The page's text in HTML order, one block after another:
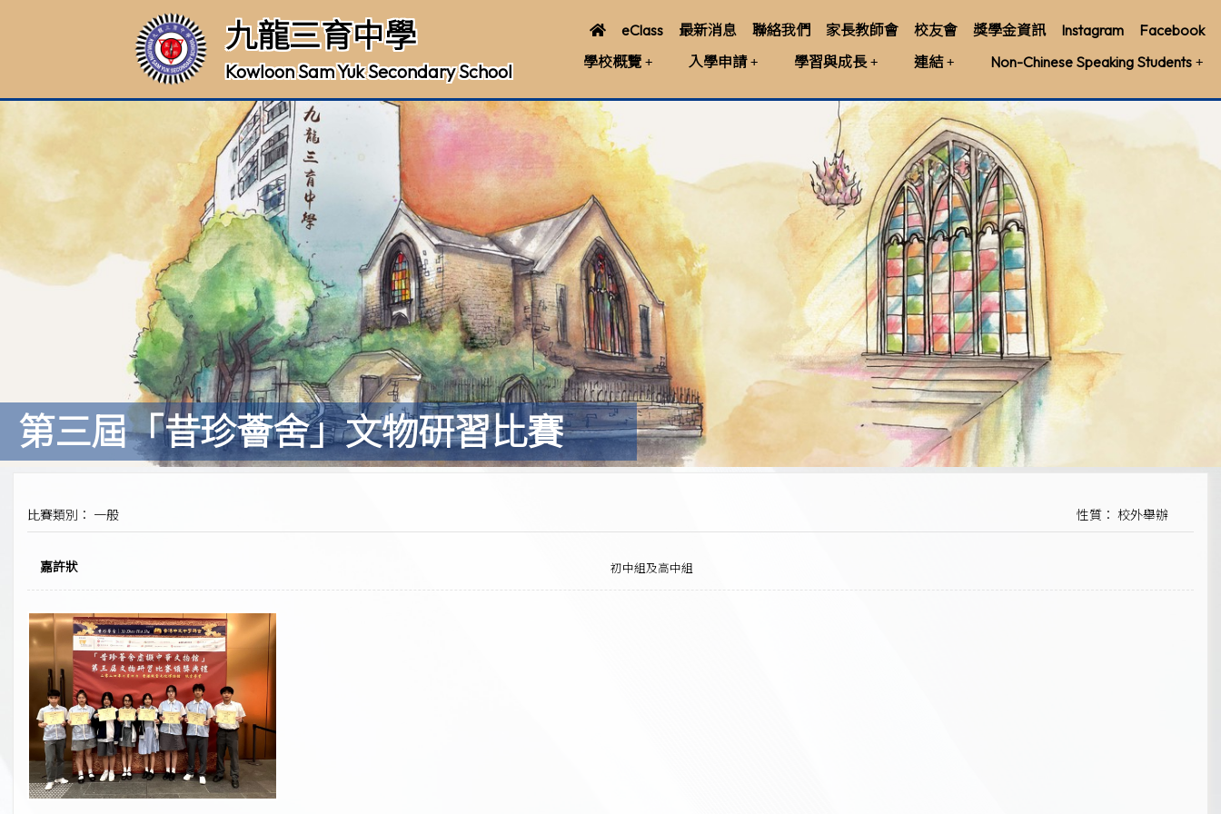
九龍三育中學
Kowloon Sam Yuk Secondary School
eClass 最新消息 聯絡我們 家長教師會 校友會 獎學金資訊 Instagram
Facebook
學校概覽
入學申請 學習與成長 連結 Non-Chinese Speaking Students
第三屆「昔珍薈舍」文物研習比賽
比賽類別： 一般 性質： 校外舉辦
嘉許狀 初中組及高中組